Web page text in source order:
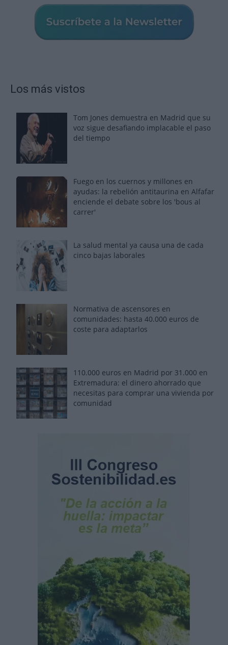
Los más vistos
Tom Jones demuestra en Madrid que su
voz sigue desafiando implacable el paso
del tiempo
Fuego en los cuernos y millones en
ayudas: la rebelión antitaurina en Alfafar
enciende el debate sobre los 'bous al
carrer'
La salud mental ya causa una de cada
cinco bajas laborales
Normativa de ascensores en
comunidades: hasta 40.000 euros de
coste para adaptarlos
110.000 euros en Madrid por 31.000 en
Extremadura: el dinero ahorrado que
necesitas para comprar una vivienda por
comunidad